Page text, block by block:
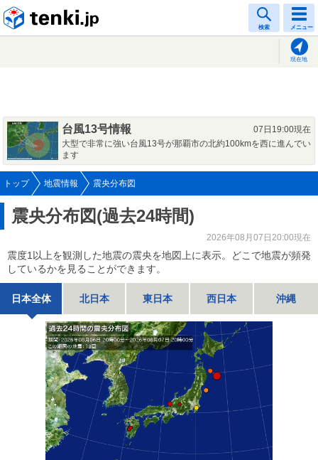
検索 メニュー
現在地
台風13号情報
07日19:00現在
大型で非常に強い台風13号が那覇市の北約100kmを西に進んでい
ます
トップ 地震情報 震央分布図
震央分布図(過去24時間)
2026年08月07日20:00現在
震度1以上を観測した地震の震央を地図上に表示。どこで地震が頻発
しているかを見ることができます。
日本全体 北日本 東日本 西日本 沖縄